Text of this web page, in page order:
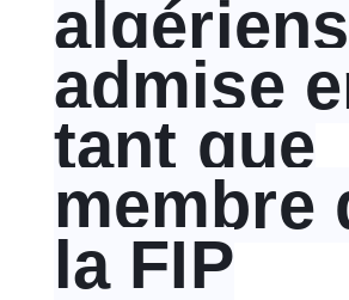
algériens
admise
tant que
membre
la FIP